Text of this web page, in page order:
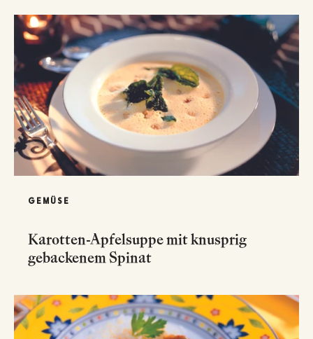
GEMÜSE
Karotten-Apfelsuppe mit knusprig
gebackenem Spinat